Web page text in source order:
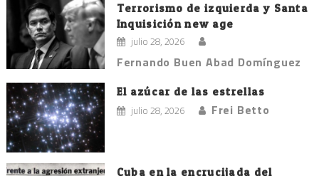
Terrorismo de izquierda y Santa
Inquisición new age
julio 28, 2026
Fernando Buen Abad Domínguez
El azúcar de las estrellas
julio 28, 2026 Frei Betto
Cuba en la encrucijada del